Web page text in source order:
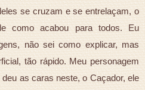
se cruzam e se entrelaçam, o
como acabou para todos. Eu
não sei como explicar, mas
tão rápido. Meu personagem
as caras neste, o Caçador, ele